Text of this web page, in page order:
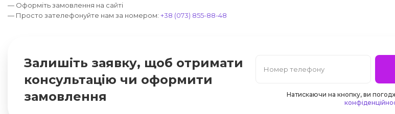
— Оформіть замовлення на сайті
— Просто зателефонуйте нам за номером: +38 (073) 855-88-48
Залишіть заявку, щоб отримати
консультацію чи оформити
замовлення
Натискаючи на кнопку, ви